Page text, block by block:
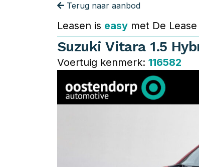
Terug naar aanbod
Leasen is easy met De
Suzuki Vitara 1.5
Voertuig kenmerk: 116582